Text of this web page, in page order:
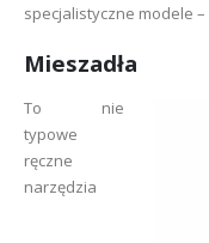
specjalistyczne modele –
Mieszadła
To nie
typowe
ręczne
narzędzia